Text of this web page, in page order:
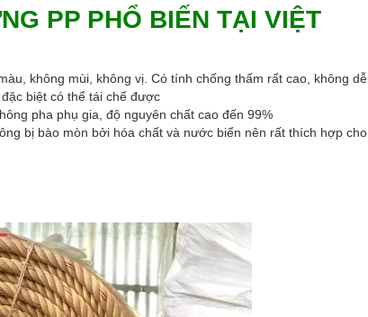
PP PHỔ BIẾN TẠI VIỆT
không mùi, không vị. Có tính chống thấm rất cao, không dễ
biệt có thể tái chế được
pha phụ gia, độ nguyên chất cao đến 99%
bị bào mòn bởi hóa chất và nước biển nên rất thích hợp cho